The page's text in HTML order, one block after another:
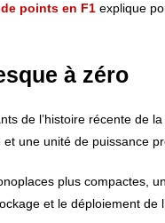
points en F1 explique
à zéro
de l’histoire récente de
une unité de puissance
plus compactes,
et le déploiement de